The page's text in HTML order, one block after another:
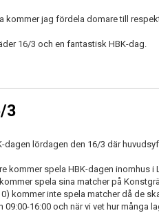
kommer jag fördela domare till
16/3 och en fantastisk HBK-dag.
3
dagen lördagen den 16/3 där
kommer spela HBK-dagen inomhus
spela sina matcher på
kommer inte spela matcher då de
09:00-16:00 och när vi vet hur många